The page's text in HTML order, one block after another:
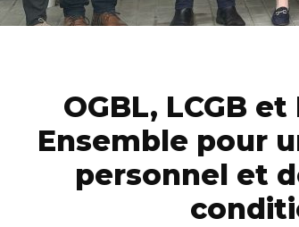
OGBL, LCGB et
Ensemble pour
personnel et